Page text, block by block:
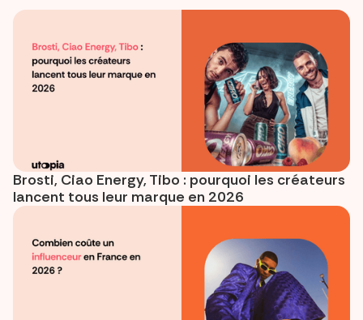
Brosti, Ciao Energy, Tibo : pourquoi les créateurs
lancent tous leur marque en 2026